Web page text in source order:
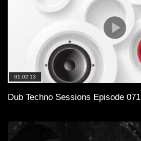
01:02:13
Dub Techno Sessions Episode 071